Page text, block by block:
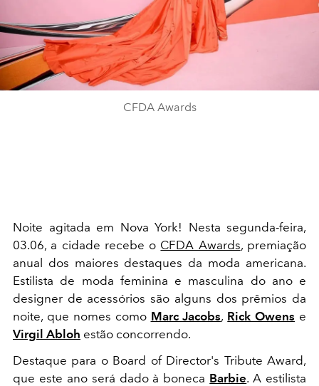
CFDA Awards
Noite agitada em Nova York! Nesta segunda-feira,
03.06, a cidade recebe o CFDA Awards, premiação
anual dos maiores destaques da moda americana.
Estilista de moda feminina e masculina do ano e
designer de acessórios são alguns dos prêmios da
noite, que nomes como Marc Jacobs, Rick Owens e
Virgil Abloh estão concorrendo.
Destaque para o Board of Director's Tribute Award,
que este ano será dado à boneca Barbie. A estilista